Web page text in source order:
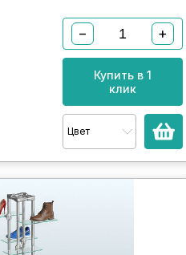
− +
Купить в 1
клик
Цвет